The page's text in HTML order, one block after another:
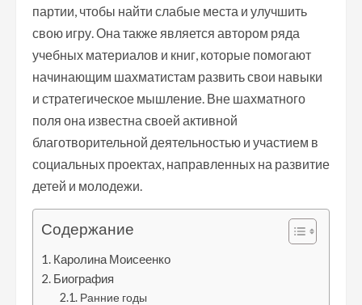
партии, чтобы найти слабые места и улучшить
свою игру. Она также является автором ряда
учебных материалов и книг, которые помогают
начинающим шахматистам развить свои навыки
и стратегическое мышление. Вне шахматного
поля она известна своей активной
благотворительной деятельностью и участием в
социальных проектах, направленных на развитие
детей и молодежи.
Содержание
Каролина Моисеенко
Биография
Ранние годы